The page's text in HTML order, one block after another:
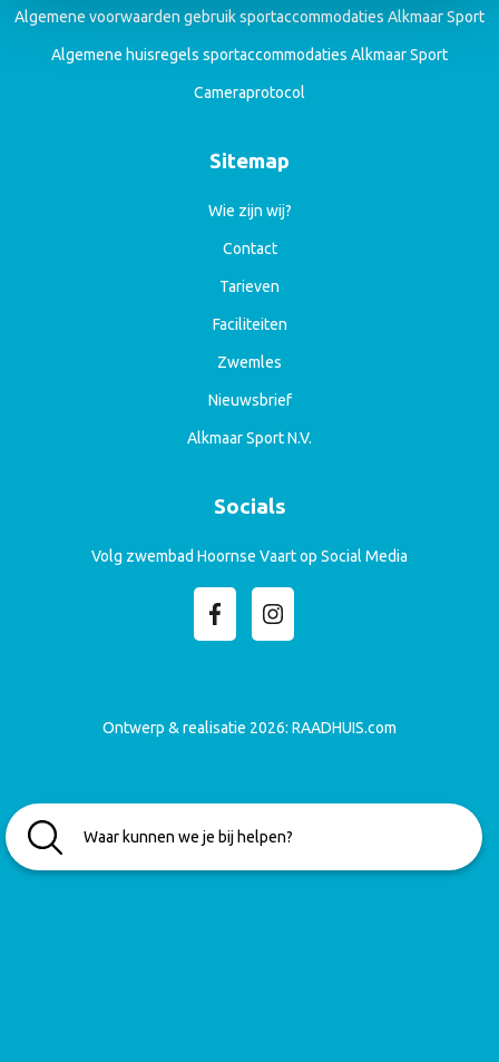
Algemene voorwaarden gebruik sportaccommodaties Alkmaar Sport
Algemene huisregels sportaccommodaties Alkmaar Sport
Cameraprotocol
Sitemap
Wie zijn wij?
Contact
Tarieven
Faciliteiten
Zwemles
Nieuwsbrief
Alkmaar Sport N.V.
Socials
Volg zwembad Hoornse Vaart op Social Media
Ontwerp & realisatie 2026: RAADHUIS.com